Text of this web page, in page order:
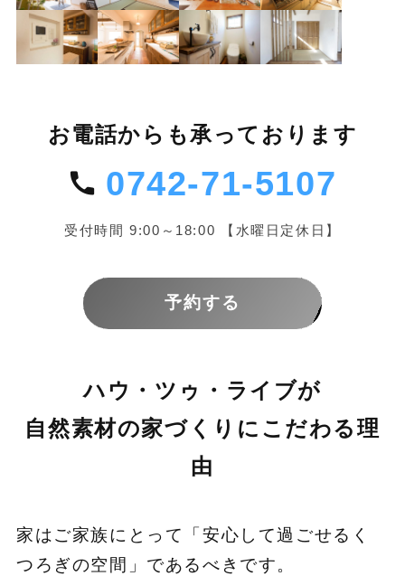
お電話からも承っております
0742-71-5107
受付時間 9:00～18:00 【水曜日定休日】
予約する
ハウ・ツゥ・ライブが
自然素材の家づくりにこだわる理
由
家はご家族にとって「安心して過ごせるく
つろぎの空間」であるべきです。